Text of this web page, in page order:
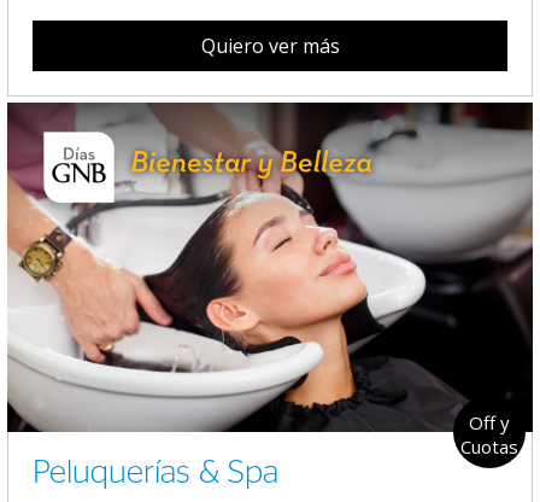
Quiero ver más
Off y
Cuotas
Peluquerías & Spa